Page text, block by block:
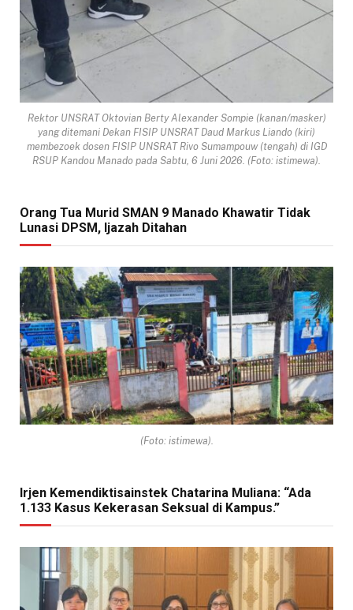
Rektor UNSRAT Oktovian Berty Alexander Sompie (kanan/masker)
yang ditemani Dekan FISIP UNSRAT Daud Markus Liando (kiri)
membezoek dosen FISIP UNSRAT Rivo Sumampouw (tengah) di IGD
RSUP Kandou Manado pada Sabtu, 6 Juni 2026. (Foto: istimewa).
Orang Tua Murid SMAN 9 Manado Khawatir Tidak
Lunasi DPSM, Ijazah Ditahan
(Foto: istimewa).
Irjen Kemendiktisainstek Chatarina Muliana: “Ada
1.133 Kasus Kekerasan Seksual di Kampus.”